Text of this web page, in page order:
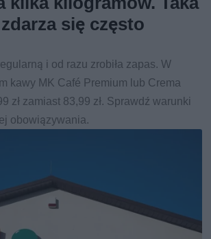
się często
i od razu zrobiła zapas. W
kawy MK Café Premium lub Crema
zł zamiast 83,99 zł. Sprawdź warunki
obowiązywania.